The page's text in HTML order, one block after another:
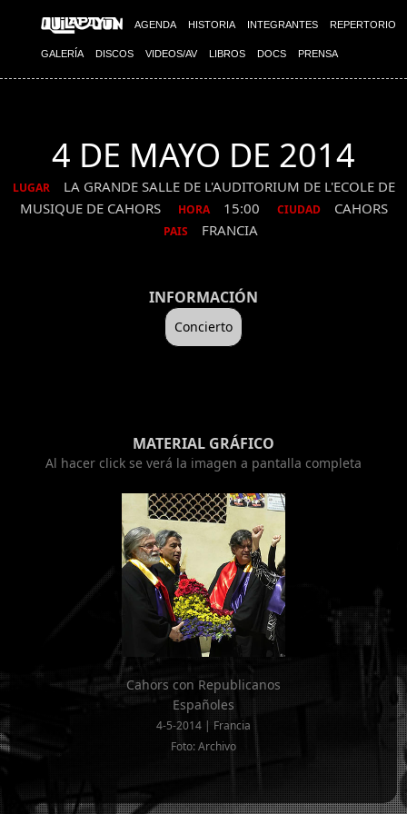
AGENDA HISTORIA INTEGRANTES REPERTORIO
GALERÍA DISCOS VIDEOS/AV LIBROS DOCS PRENSA
4 DE MAYO DE 2014
LUGAR
LA GRANDE SALLE DE L'AUDITORIUM DE L'ECOLE DE
MUSIQUE DE CAHORS
HORA 15:00 CIUDAD CAHORS
PAIS FRANCIA
INFORMACIÓN
Concierto
MATERIAL GRÁFICO
Al hacer click se verá la imagen a pantalla completa
Cahors con Republicanos
Españoles
4-5-2014 | Francia
Foto: Archivo